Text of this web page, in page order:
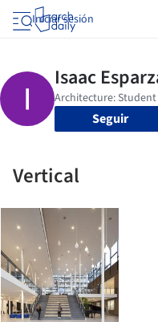
Iniciar sesión
Seguir
Vertical